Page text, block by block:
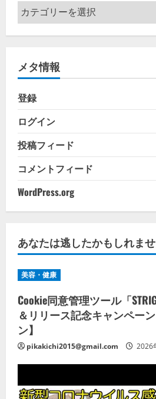
カ
テ
ゴ
ー
メタ情報
登録
ログイン
投稿フィード
コメントフィード
WordPress.org
あなたは逃したかもしれま
美容・健康
Cookie同意管理ツール「
＆リリース記念キャンペー
ン】
pikakichi2015@gmail.com 2026